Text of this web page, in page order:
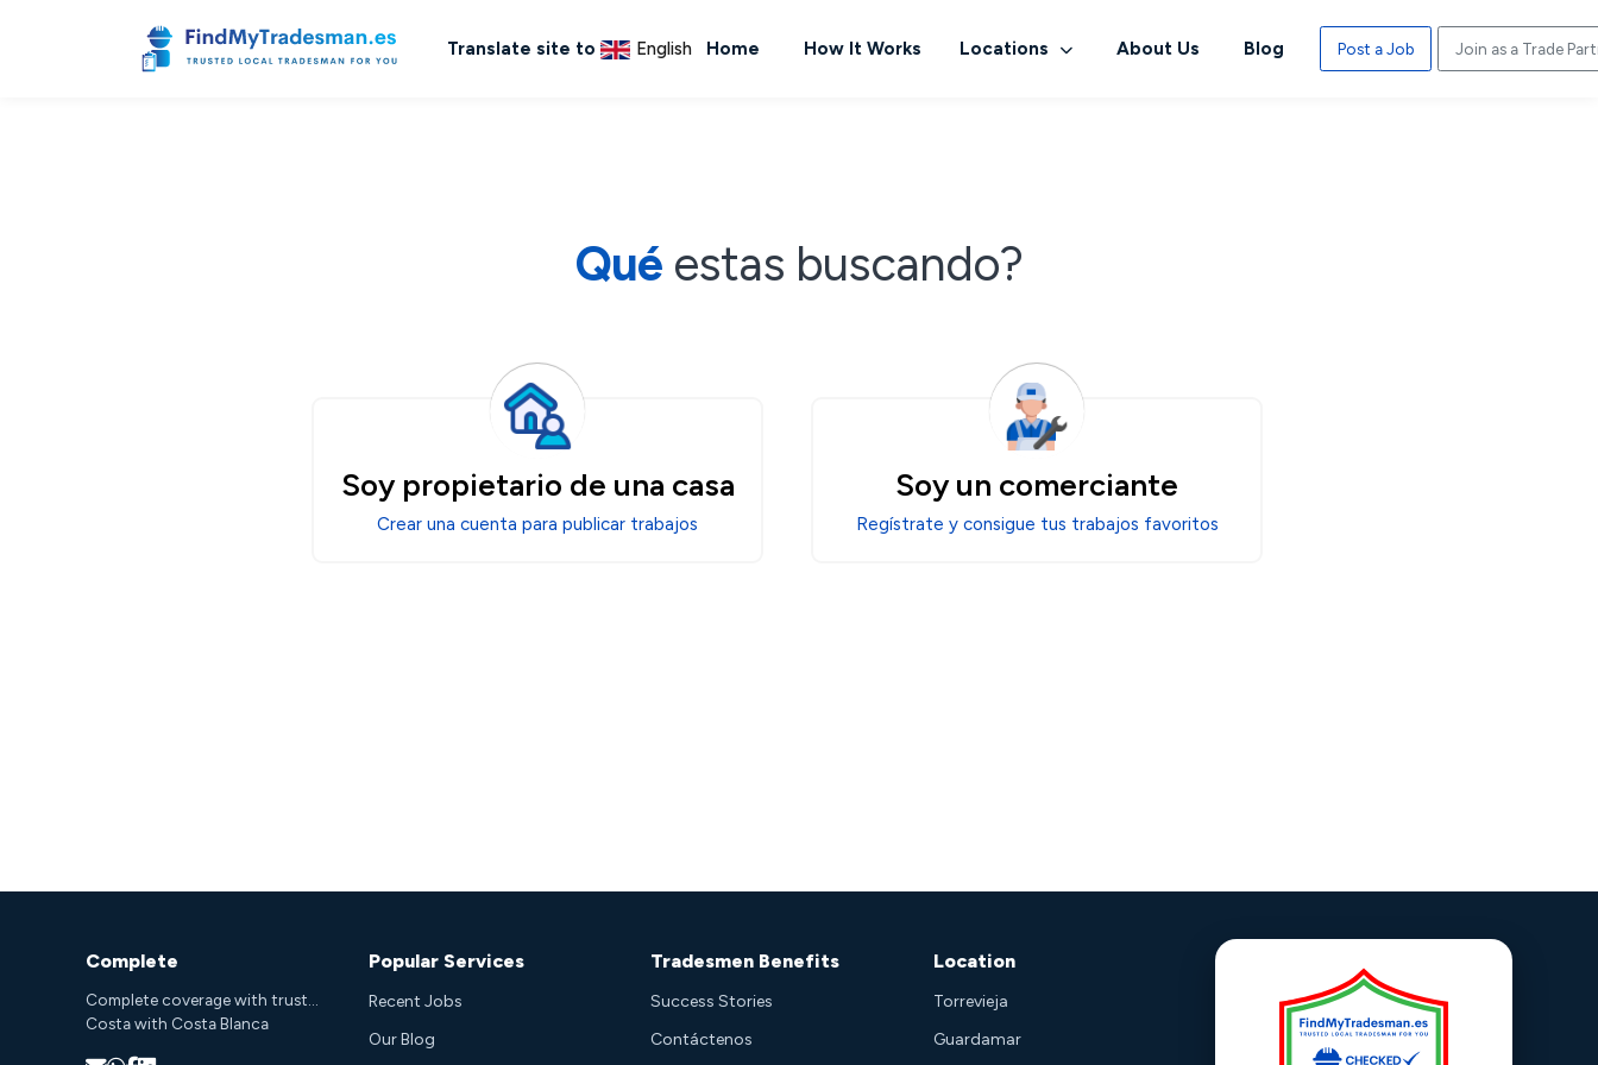
Translate site to English Home How It Works Locations About Us Blog Post a Job Join as a Trade
Qué estas buscando?
Soy propietario de una casa
Crear una cuenta para publicar trabajos
Soy un comerciante
Regístrate y consigue tus trabajos favoritos
Complete
Complete coverage with trust...
Costa with Costa Blanca
Popular Services
Recent Jobs
Our Blog
Tradesmen Benefits
Success Stories
Contáctenos
Location
Torrevieja
Guardamar